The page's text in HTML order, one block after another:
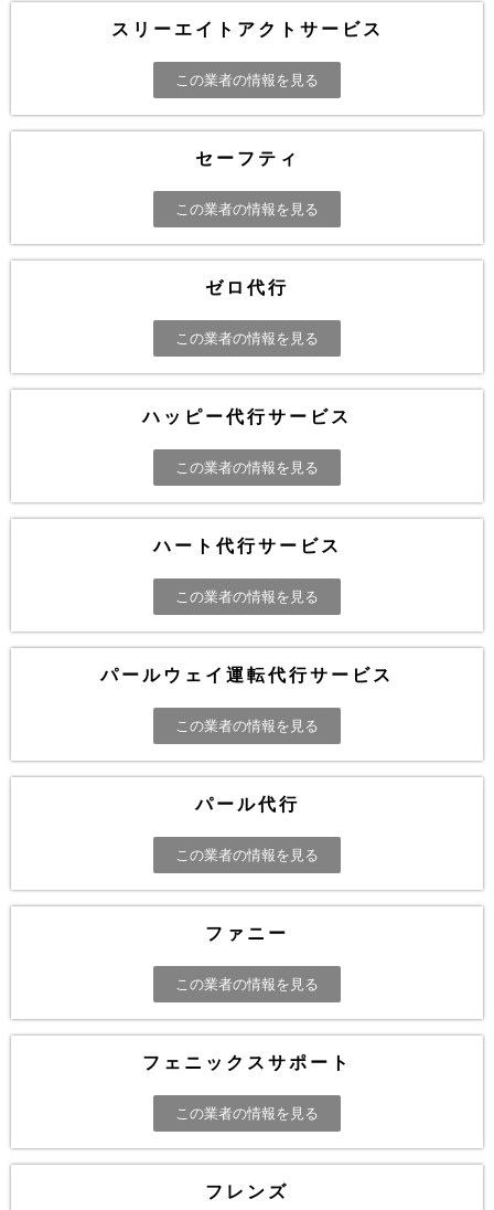
スリーエイトアクトサービス
この業者の情報を見る
セーフティ
この業者の情報を見る
ゼロ代行
この業者の情報を見る
ハッピー代行サービス
この業者の情報を見る
ハート代行サービス
この業者の情報を見る
パールウェイ運転代行サービス
この業者の情報を見る
パール代行
この業者の情報を見る
ファニー
この業者の情報を見る
フェニックスサポート
この業者の情報を見る
フレンズ